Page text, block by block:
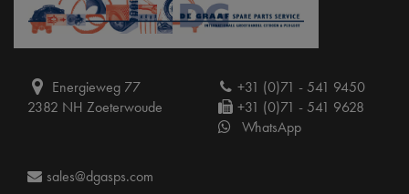
Energieweg 77
2382 NH Zoeterwoude
+31 (0)71 - 541 9450
+31 (0)71 - 541 9628
WhatsApp
sales@dgasps.com